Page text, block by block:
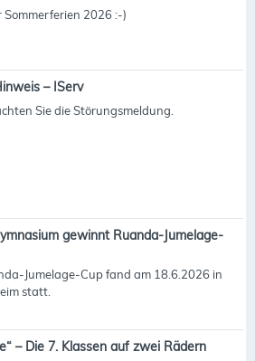
2026 :-)
– IServ
Sie die Störungsmeldung.
gewinnt Ruanda-Jumelage-
Jumelage-Cup fand am 18.6.2026 in
statt.
– Die 7. Klassen auf zwei Rädern